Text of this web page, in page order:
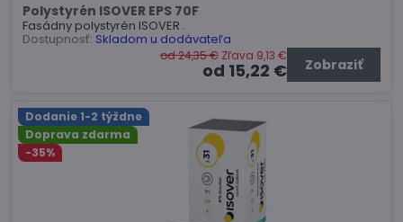
Polystyrén ISOVER EPS 70F
Fasádny polystyrén ISOVER .
Dostupnosť: Skladom u dodávateľa
od 15,22 €
od 24,35 € Zľava 9,13 €
Zobraziť
Dodanie 1-2 týždne
Doprava zdarma
-35%